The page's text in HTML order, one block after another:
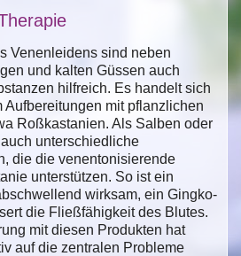
Venenleidens sind neben
und kalten Güssen auch
hilfreich. Es handelt sich
mit pflanzlichen
Roßkastanien. Als Salben oder
unterschiedliche
die die venentonisierende
unterstützen. So ist ein
wirksam, ein Gingko-
die Fließfähigkeit des Blutes.
mit diesen Produkten hat
auf die zentralen Probleme